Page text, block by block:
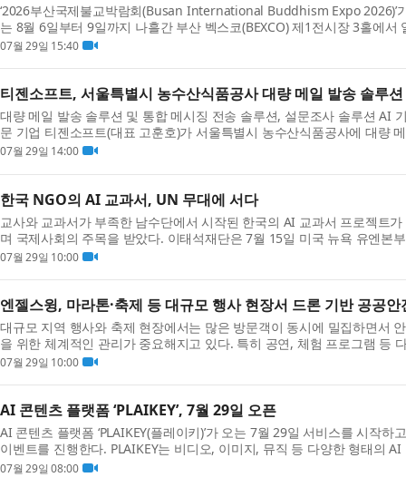
‘2026부산국제불교박람회(Busan International Buddhism Expo 2026)’
는 8월 6일부터 9일까지 나흘간 부산 벡스코(BEXCO) 제1전시장 3홀에서
직접 몸으로 참여하며 불교문화를 경험하는 체험형 무대로 ...
07월 29일 15:40
티젠소프트, 서울특별시 농수산식품공사 대량 메일 발송 솔루
대량 메일 발송 솔루션 및 통합 메시징 전송 솔루션, 설문조사 솔루션 AI
문 기업 티젠소프트(대표 고훈호)가 서울특별시 농수산식품공사에 대량
성공적으로 구축했다고 밝혔다. 서울특별시 농수산...
07월 29일 14:00
한국 NGO의 AI 교과서, UN 무대에 서다
교사와 교과서가 부족한 남수단에서 시작된 한국의 AI 교과서 프로젝트
며 국제사회의 주목을 받았다. 이태석재단은 7월 15일 미국 뉴욕 유엔본
(ECOSOC) 고위급 정치포럼(HLPF)에서 남수단 AI 교과서...
07월 29일 10:00
엔젤스윙, 마라톤·축제 등 대규모 행사 현장서 드론 기반 공공
대규모 지역 행사와 축제 현장에서는 많은 방문객이 동시에 밀집하면서
을 위한 체계적인 관리가 중요해지고 있다. 특히 공연, 체험 프로그램 등
는 실시간 현장 상황 파악과 위험 요소에 대한 선제...
07월 29일 10:00
AI 콘텐츠 플랫폼 ‘PLAIKEY’, 7월 29일 오픈
AI 콘텐츠 플랫폼 ‘PLAIKEY(플레이키)’가 오는 7월 29일 서비스를 시작
이벤트를 진행한다. PLAIKEY는 비디오, 이미지, 뮤직 등 다양한 형태의
공유할 수 있는 플랫폼이다. 생성형 AI를 활용해 ...
07월 29일 08:00